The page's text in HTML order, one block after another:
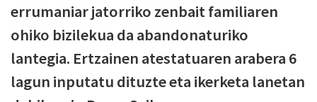
errumaniar jatorriko zenbait familiaren
ohiko bizilekua da abandonaturiko
lantegia. Ertzainen atestatuaren arabera 6
lagun inputatu dituzte eta ikerketa lanetan